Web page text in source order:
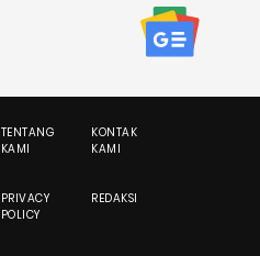
TENTANG
KAMI
KONTAK
KAMI
PRIVACY
POLICY
REDAKSI